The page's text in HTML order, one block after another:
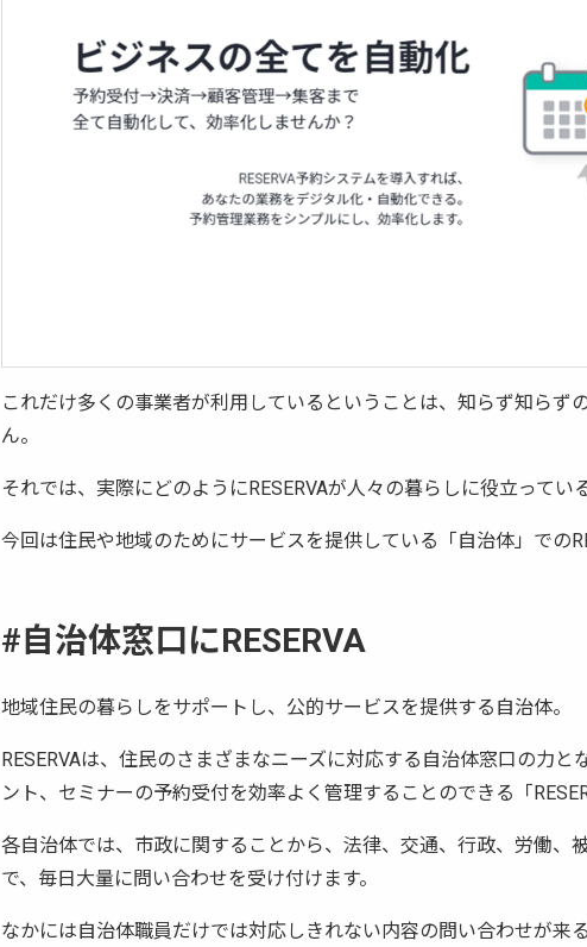
これだけ多くの事業者が利用しているということは、知らず知らず
ん。
それでは、実際にどのようにRESERVAが人々の暮らしに役立ってい
今回は住民や地域のためにサービスを提供している「自治体」での
#自治体窓口にRESERVA
地域住民の暮らしをサポートし、公的サービスを提供する自治体。
RESERVAは、住民のさまざまなニーズに対応する自治体窓口の力
ント、セミナーの予約受付を効率よく管理することのできる「
各自治体では、市政に関することから、法律、交通、行政、労働、
で、毎日大量に問い合わせを受け付けます。
なかには自治体職員だけでは対応しきれない内容の問い合わせが来